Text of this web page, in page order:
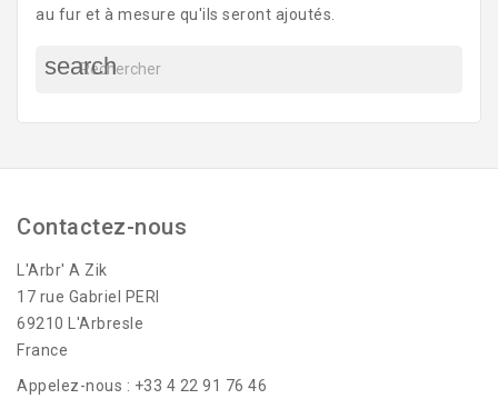
au fur et à mesure qu'ils seront ajoutés.
search
Contactez-nous
L'Arbr' A Zik
17 rue Gabriel PERI
69210 L'Arbresle
France
Appelez-nous : +33 4 22 91 76 46